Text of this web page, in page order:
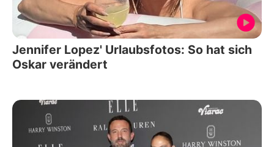
Jennifer Lopez' Urlaubsfotos: So hat sich
Oskar verändert